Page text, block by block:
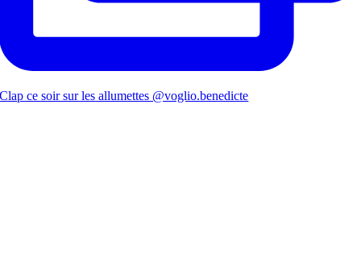
Clap ce soir sur les allumettes @voglio.benedicte